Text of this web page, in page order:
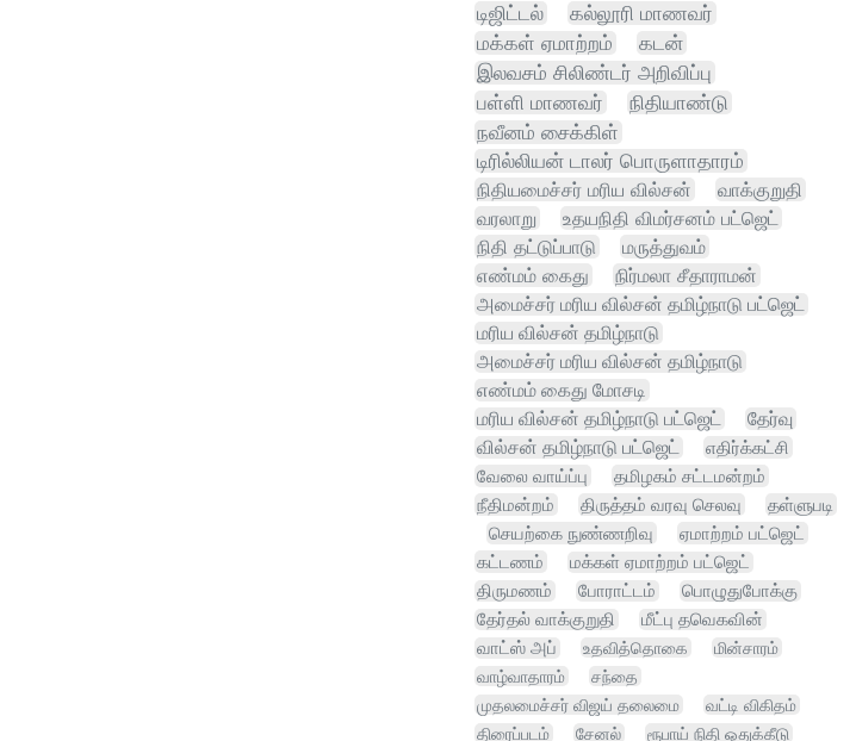
டிஜிட்டல்
கல்லூரி மாணவர்
மக்கள் ஏமாற்றம்
கடன்
இலவசம் சிலிண்டர் அறிவிப்பு
பள்ளி மாணவர்
நிதியாண்டு
நவீனம் சைக்கிள்
டிரில்லியன் டாலர் பொருளாதாரம்
நிதியமைச்சர் மரிய வில்சன்
வாக்குறுதி
வரலாறு
உதயநிதி விமர்சனம் பட்ஜெட்
நிதி தட்டுப்பாடு
மருத்துவம்
எண்மம் கைது
நிர்மலா சீதாராமன்
அமைச்சர் மரிய வில்சன் தமிழ்நாடு பட்ஜெட்
மரிய வில்சன் தமிழ்நாடு
அமைச்சர் மரிய வில்சன் தமிழ்நாடு
எண்மம் கைது மோசடி
மரிய வில்சன் தமிழ்நாடு பட்ஜெட்
தேர்வு
வில்சன் தமிழ்நாடு பட்ஜெட்
எதிர்க்கட்சி
வேலை வாய்ப்பு
தமிழகம் சட்டமன்றம்
நீதிமன்றம்
திருத்தம் வரவு செலவு
தள்ளுபடி
செயற்கை நுண்ணறிவு
ஏமாற்றம் பட்ஜெட்
கட்டணம்
மக்கள் ஏமாற்றம் பட்ஜெட்
திருமணம்
போராட்டம்
பொழுதுபோக்கு
தேர்தல் வாக்குறுதி
மீட்பு தவெகவின்
வாட்ஸ் அப்
உதவித்தொகை
மின்சாரம்
வாழ்வாதாரம்
சந்தை
முதலமைச்சர் விஜய் தலைமை
வட்டி விகிதம்
திரைப்படம்
சேனல் ரூபாய் நிதி ஒதுக்கீடு